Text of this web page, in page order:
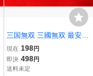
三国無双 三國無双 最安販
売！ 商品説明必読！！
現在 198円
即決 498円
送料未定